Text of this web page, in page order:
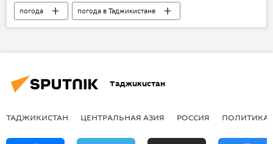
погода
погода в Таджикистане
Таджикистан
Таджикистан
ТАДЖИКИСТАН ЦЕНТРАЛЬНАЯ АЗИЯ РОССИЯ ПОЛИТИКА